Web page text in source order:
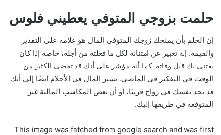
حلمت بزوجي المتوفي يعطيني فلوس
إن الحلم بأن يمنحك زوجك المتوفى المال هو علامة على التقدير
والقيمة. إنه تعبير عن امتنانه لكل ما فعلته من أجله، خاصة إذا كان
يعتني بك قبل وفاته. كما أنه مؤشر على أنك قد تقضي الكثير من
الوقت في التفكير في الماضي. يشير المال في الأحلام أيضًا إلى أنك
قد تجد نفسك في زواج قريبًا، أو أن بعض المكاسب المالية غير
المتوقعة في طريقها إليك.
This image was fetched from google search and was first